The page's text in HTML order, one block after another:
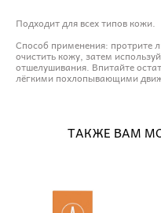
Подходит для всех типов кожи.
Способ применения: протрите
очистить кожу, затем
отшелушивания. Впитайте
лёгкими похлопывающими
ТАКЖЕ ВАМ